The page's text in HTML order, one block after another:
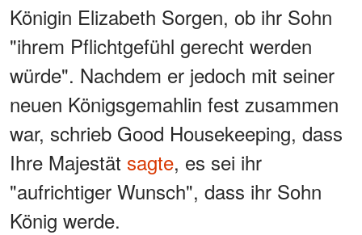
Königin Elizabeth Sorgen, ob ihr Sohn
"ihrem Pflichtgefühl gerecht werden
würde". Nachdem er jedoch mit seiner
neuen Königsgemahlin fest zusammen
war, schrieb Good Housekeeping, dass
Ihre Majestät sagte, es sei ihr
"aufrichtiger Wunsch", dass ihr Sohn
König werde.